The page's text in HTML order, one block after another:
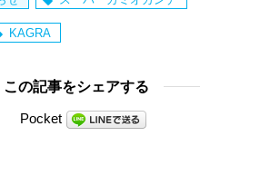
KAGRA
この記事をシェアする
Pocket